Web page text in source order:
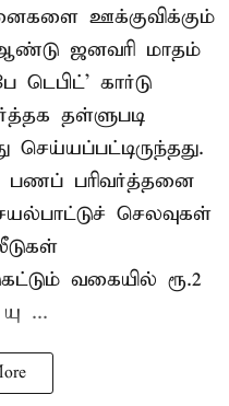
ஊக்குவிக்கும்
ஜனவரி மாதம்
டெபிட்' கார்டு
தள்ளுபடி
பணப் பரிவர்த்தனை
செலவுகள்
வகையில் ரூ.2
...